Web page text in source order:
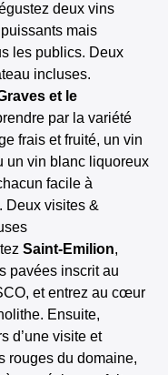
deux vins
mais
les publics. Deux
incluses.
et le
par la variété
frais et fruité, un vin
un vin blanc liquoreux
facile à
Deux visites &
Saint-Emilion,
pavées inscrit au
et entrez au cœur
Ensuite,
d’une visite et
rouges du domaine,